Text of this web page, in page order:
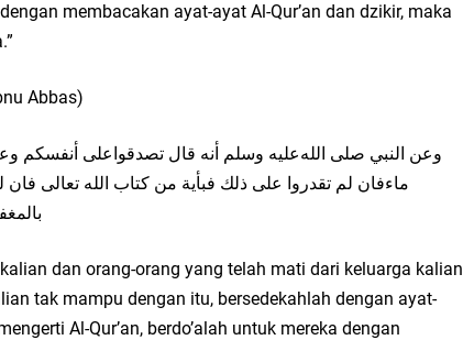
membacakan ayat-ayat Al-Qur’an dan dzikir, maka
Abbas)
ﻭﻋﻦ ﺍﻟﻨﺒﻲ ﺻﻠﻰ ﺍﻟﻠﻪﻋﻠﻴﻪ ﻭﺳﻠﻢ ﺃﻧﻪ ﻗﺎﻝ ﺗﺼﺪﻗﻮﺍﻋﻠﻰ ﺃﻧﻔﺴﻜﻢ
ﻣﺎﺀﻓﺎﻥ ﻟﻢ ﺗﻘﺪﺭﻭﺍ ﻋﻠﻰ ﺫﻟﻚ ﻓﺒﺄﻳﺔ ﻣﻦ ﻛﺘﺎﺏ ﺍﻟﻠﻪ ﺗﻌﺎﻟﻰ ﻓﺎﻥ
dan orang-orang yang telah mati dari keluarga kalian
tak mampu dengan itu, bersedekahlah dengan ayat-
Al-Qur’an, berdo’alah untuk mereka dengan